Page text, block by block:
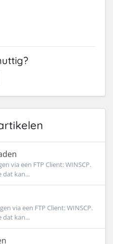
via een FTP Client: WINSCP.
dat kan...
via een FTP Client: WINSCP.
dat kan...